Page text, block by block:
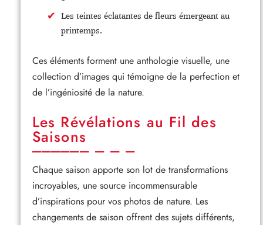
Les teintes éclatantes de fleurs émergeant au
printemps.
Ces éléments forment une anthologie visuelle, une
collection d’images qui témoigne de la perfection et
de l’ingéniosité de la nature.
Les Révélations au Fil des
Saisons
Chaque saison apporte son lot de transformations
incroyables, une source incommensurable
d’inspirations pour vos photos de nature. Les
changements de saison offrent des sujets différents,